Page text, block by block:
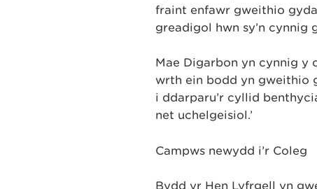
fraint enfawr gweithio
greadigol hwn sy’n cynnig
Mae Digarbon yn cynnig y
wrth ein bodd yn gweithio
i ddarparu’r cyllid
net uchelgeisiol.’
Campws newydd i’r Coleg
Bydd yr Hen Lyfrgell yn